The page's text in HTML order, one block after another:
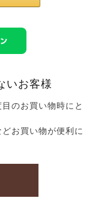
いお客様
のお買い物時にと
お買い物が便利に